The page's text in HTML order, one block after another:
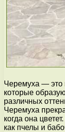
Черемуха — это
которые
различных
Черемуха
когда она
как пчелы и